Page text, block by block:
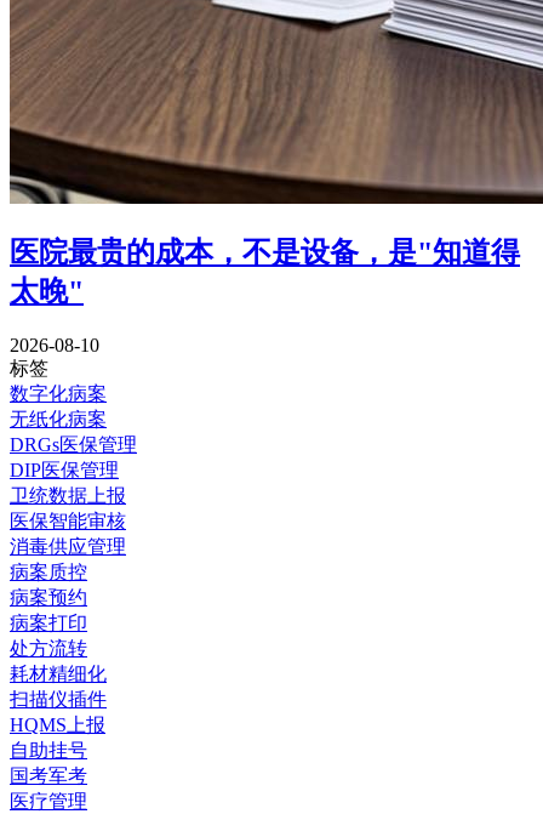
医院最贵的成本，不是设备，是"知道得
太晚"
2026-08-10
标签
数字化病案
无纸化病案
DRGs医保管理
DIP医保管理
卫统数据上报
医保智能审核
消毒供应管理
病案质控
病案预约
病案打印
处方流转
耗材精细化
扫描仪插件
HQMS上报
自助挂号
国考军考
医疗管理